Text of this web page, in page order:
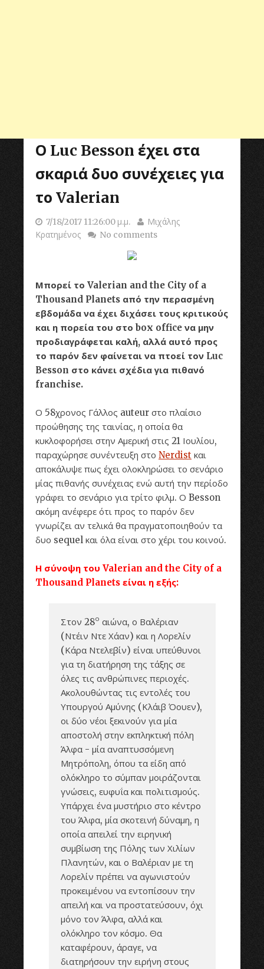
Ο Luc Besson έχει στα
σκαριά δυο συνέχειες για
το Valerian
7/18/2017 11:26:00 μ.μ.
Μιχάλης
Κρατημένος
No comments
Μπορεί το Valerian and the City of a
Thousand Planets από την περασμένη
εβδομάδα να έχει διχάσει τους κριτικούς
και η πορεία του στο box office να μην
προδιαγράφεται καλή, αλλά αυτό προς
το παρόν δεν φαίνεται να πτοεί τον Luc
Besson στο κάνει σχέδια για πιθανό
franchise.
Ο 58χρονος Γάλλος auteur στο πλαίσιο
προώθησης της ταινίας, η οποία θα
κυκλοφορήσει στην Αμερική στις 21 Ιουλίου,
παραχώρησε συνέντευξη στο Nerdist και
αποκάλυψε πως έχει ολοκληρώσει το σενάριο
μίας πιθανής συνέχειας ενώ αυτή την περίοδο
γράφει το σενάριο για τρίτο φιλμ. Ο Besson
ακόμη ανέφερε ότι προς το παρόν δεν
γνωρίζει αν τελικά θα πραγματοποιηθούν τα
δυο sequel και όλα είναι στο χέρι του κοινού.
Η σύνοψη του Valerian and the City of a
Thousand Planets είναι η εξής:
Στον 28ο αιώνα, ο Βαλέριαν
(Ντέιν Ντε Χάαν) και η Λορελίν
(Κάρα Ντελεβίν) είναι υπεύθυνοι
για τη διατήρηση της τάξης σε
όλες τις ανθρώπινες περιοχές.
Ακολουθώντας τις εντολές του
Υπουργού Αμύνης (Κλάιβ Όουεν),
οι δύο νέοι ξεκινούν για μία
αποστολή στην εκπληκτική πόλη
Άλφα - μία αναπτυσσόμενη
Μητρόπολη, όπου τα είδη από
ολόκληρο το σύμπαν μοιράζονται
γνώσεις, ευφυΐα και πολιτισμούς.
Υπάρχει ένα μυστήριο στο κέντρο
του Άλφα, μία σκοτεινή δύναμη, η
οποία απειλεί την ειρηνική
συμβίωση της Πόλης των Χιλίων
Πλανητών, και ο Βαλέριαν με τη
Λορελίν πρέπει να αγωνιστούν
προκειμένου να εντοπίσουν την
απειλή και να προστατεύσουν, όχι
μόνο τον Άλφα, αλλά και
ολόκληρο τον κόσμο. Θα
καταφέρουν, άραγε, να
διατηρήσουν την ειρήνη στους